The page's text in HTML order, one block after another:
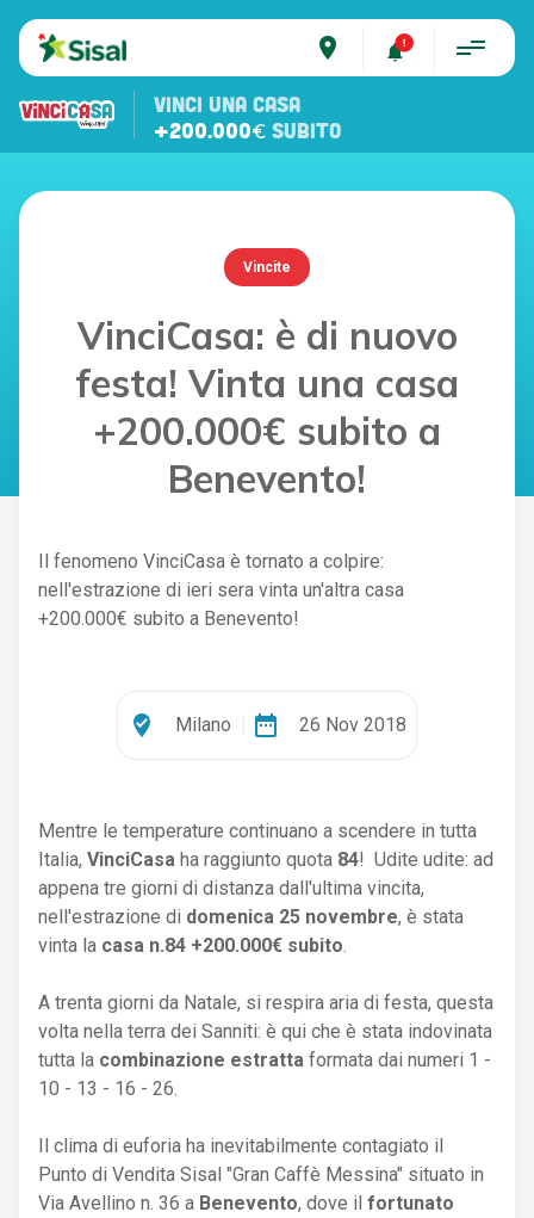
place
VINCI UNA CASA
+200.000€ SUBITO
Vincite
VinciCasa: è di nuovo
festa! Vinta una casa
+200.000€ subito a
Benevento!
Il fenomeno VinciCasa è tornato a colpire:
nell'estrazione di ieri sera vinta un'altra casa
+200.000€ subito a Benevento!
where_to_vote Milano date_range 26 Nov 2018
Mentre le temperature continuano a scendere in tutta
Italia, VinciCasa ha raggiunto quota 84! Udite udite: ad
appena tre giorni di distanza dall'ultima vincita,
nell'estrazione di domenica 25 novembre, è stata
vinta la casa n.84 +200.000€ subito.
A trenta giorni da Natale, si respira aria di festa, questa
volta nella terra dei Sanniti: è qui che è stata indovinata
tutta la combinazione estratta formata dai numeri 1 -
10 - 13 - 16 - 26.
Il clima di euforia ha inevitabilmente contagiato il
Punto di Vendita Sisal "Gran Caffè Messina" situato in
Via Avellino n. 36 a Benevento, dove il fortunato